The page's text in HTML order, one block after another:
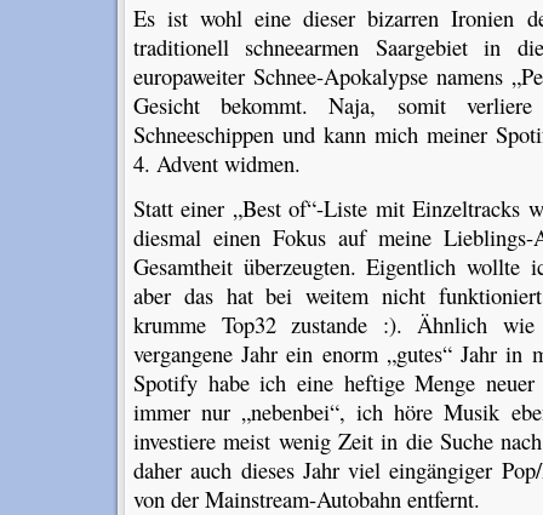
Es ist wohl eine dieser bizarren Ironien
traditionell schneearmen Saargebiet in
europaweiter Schnee-Apokalypse namens
Gesicht bekommt. Naja, somit
Schneeschippen und kann mich meiner
4. Advent widmen.
Statt einer „Best of“-Liste mit Einzeltracks
diesmal einen Fokus auf meine
Gesamtheit überzeugten. Eigentlich wollte
aber das hat bei weitem nicht
krumme Top32 zustande :). Ähnlich
vergangene Jahr ein enorm „gutes“ Jahr
Spotify habe ich eine heftige Menge
immer nur „nebenbei“, ich höre Musik
investiere meist wenig Zeit in die Suche
daher auch dieses Jahr viel eingängiger
von der Mainstream-Autobahn entfernt.